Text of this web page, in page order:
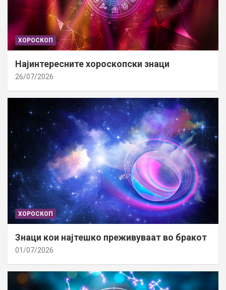
ХОРОСКОП
Најинтересните хороскопски знаци
26/07/2026
ХОРОСКОП
Знаци кои најтешко преживуваат во бракот
01/07/2026